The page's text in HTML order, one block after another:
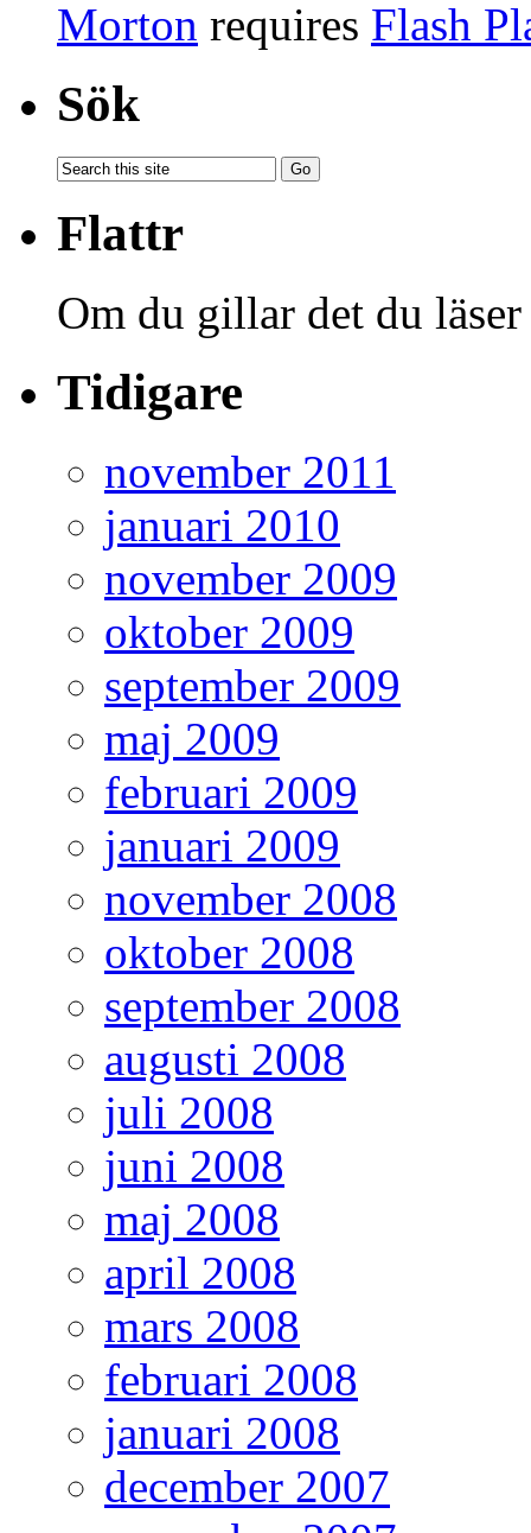
Morton requires Flash
Sök
Flattr
Om du gillar det du
Tidigare
november 2011
januari 2010
november 2009
oktober 2009
september 2009
maj 2009
februari 2009
januari 2009
november 2008
oktober 2008
september 2008
augusti 2008
juli 2008
juni 2008
maj 2008
april 2008
mars 2008
februari 2008
januari 2008
december 2007